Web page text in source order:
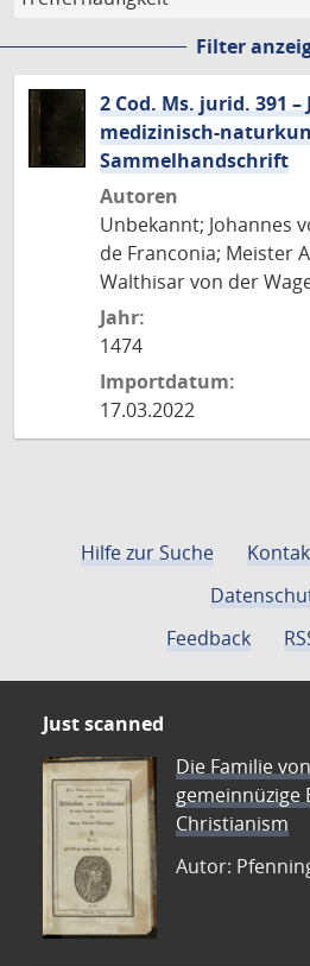
Filter
2 Cod. Ms. jurid. 391
medizinisch-
Sammelhandschrift
Autoren
Unbekannt; Johannes
de Franconia; Meister
Walthisar von der
Jahr:
1474
Importdatum:
17.03.2022
Hilfe zur Suche
Feedback
Just scanned
Die Familie
gemeinnüzige
Christianism
Autor: